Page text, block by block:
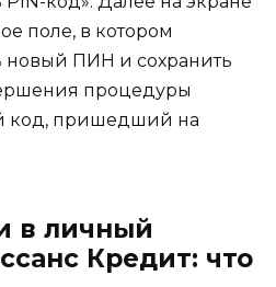
поле, в котором
новый ПИН и сохранить
процедуры
код, пришедший на
в личный
Кредит: что